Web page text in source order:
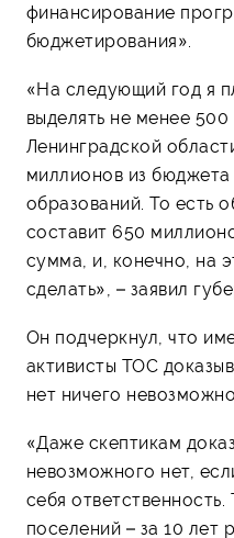
финансирование
бюджетирования».
«На следующий год я
выделять не менее
Ленинградской
миллионов из
образований. То есть
составит 650
сумма, и, конечно, на
сделать», – заявил
Он подчеркнул, что
активисты ТОС
нет ничего
«Даже скептикам
невозможного нет,
себя
поселений – за 10 лет